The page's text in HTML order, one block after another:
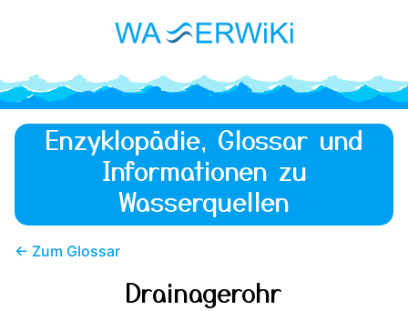
Enzyklopädie, Glossar und
Informationen zu
Wasserquellen
← Zum Glossar
Drainagerohr